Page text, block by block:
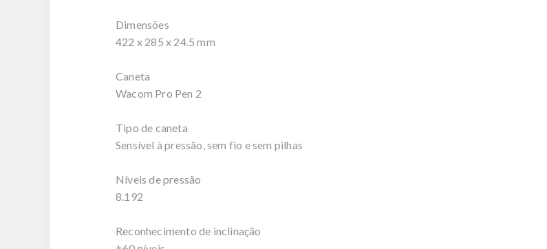
Dimensões
422 x 285 x 24.5 mm
Caneta
Wacom Pro Pen 2
Tipo de caneta
Sensível à pressão, sem fio e sem pilhas
Níveis de pressão
8.192
Reconhecimento de inclinação